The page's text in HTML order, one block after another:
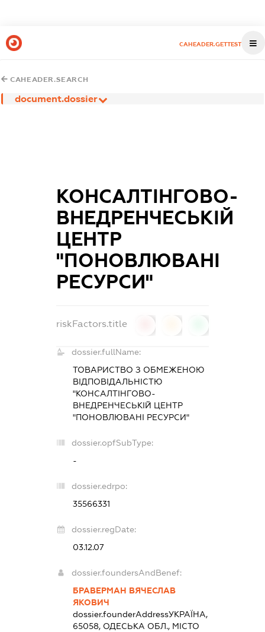
CAHEADER.GETTEST
CAHEADER.SEARCH
document.dossier
КОНСАЛТІНГОВО-
ВНЕДРЕНЧЕСЬКІЙ
ЦЕНТР
"ПОНОВЛЮВАНІ
РЕСУРСИ"
riskFactors.title
dossier.fullName:
ТОВАРИСТВО З ОБМЕЖЕНОЮ
ВІДПОВІДАЛЬНІСТЮ
"КОНСАЛТІНГОВО-
ВНЕДРЕНЧЕСЬКІЙ ЦЕНТР
"ПОНОВЛЮВАНІ РЕСУРСИ"
dossier.opfSubType:
-
dossier.edrpo:
35566331
dossier.regDate:
03.12.07
dossier.foundersAndBenef:
БРАВЕРМАН ВЯЧЕСЛАВ
ЯКОВИЧ
dossier.founderAddressУКРАЇНА,
65058, ОДЕСЬКА ОБЛ., МІСТО